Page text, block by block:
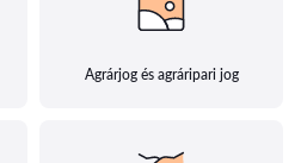
Agrárjog és agráripari jog